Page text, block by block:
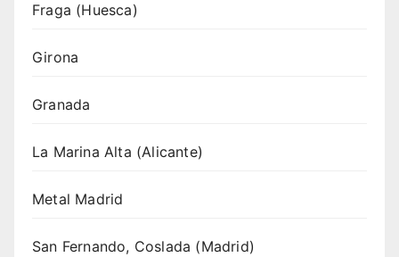
Fraga (Huesca)
Girona
Granada
La Marina Alta (Alicante)
Metal Madrid
San Fernando, Coslada (Madrid)